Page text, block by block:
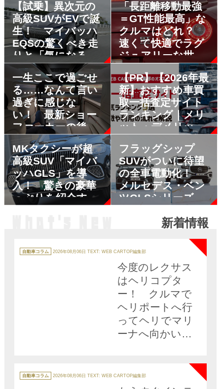
【試乗】異次元の
高級SUVがEVで誕
生！ マイバッハ
EQSの驚くべき走
りと「気になると
ころ」
「長距離移動最強
＝GT性能最高」な
クルマはどれ？
速くて快適でラグ
ジュアリーな世界
最高といっても過
言じゃない５台を
選出
一生ここで過ごせ
る……なんて言い
過ぎに感じな
い！ 最新ショー
ファーカーの後席
が贅沢＆快適すぎ
てヤバい!!
【PR】【2026年最
新】おすすめ車買
取一括査定サイト
ランキング｜メリ
ット・デメリット
MKタクシーが超
高級SUV「マイバ
ッハGLS」を導
入！ 驚きの豪華
っぷりを紹介す
フラッグシップ
SUVがついに待望
の全車電動化！
メルセデス・ベン
ツGLSシリーズが
新着情報
テ
ゴ
自動車コラム 2026年08月06日 TEXT: WEB CARTOP編集部
NEW
今度のレクサス
はヘリコプタ
ー！ クルマで
ヘリポートへ行
ってヘリでマリ
ーナへ向かいク
海空レクサス三
昧が現実に!!
テ
ゴ
自動車コラム 2026年08月06日 TEXT: WEB CARTOP編集部